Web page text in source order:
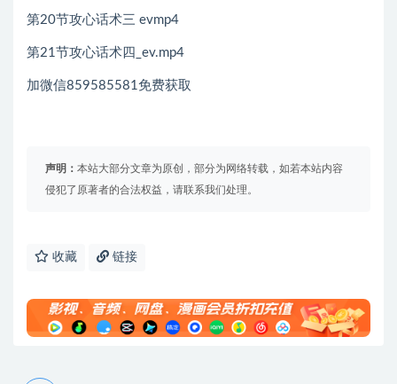
第20节攻心话术三 evmp4
第21节攻心话术四_ev.mp4
加微信859585581免费获取
声明： 本站大部分文章为原创，部分为网络转载，如若本站内容
侵犯了原著者的合法权益，请联系我们处理。
收藏 链接